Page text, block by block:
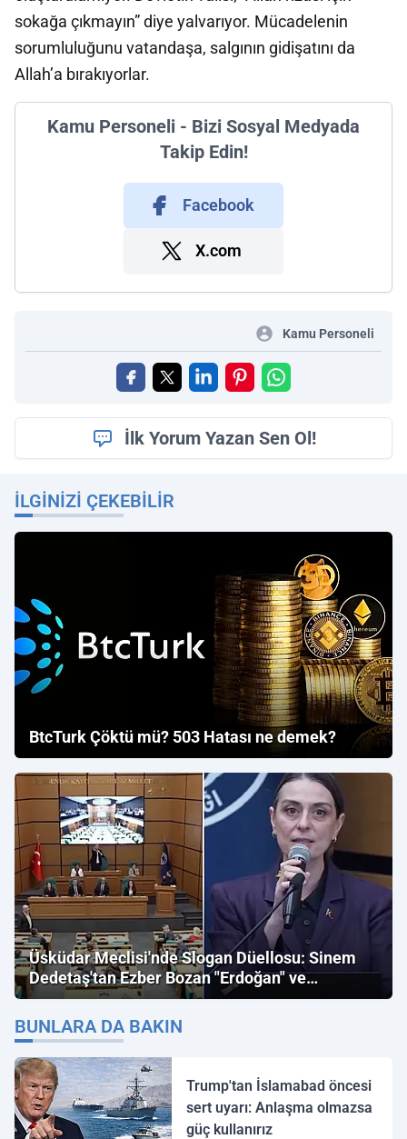
sokağa çıkmayın” diye yalvarıyor. Mücadelenin
sorumluluğunu vatandaşa, salgının gidişatını da
Allah’a bırakıyorlar.
Kamu Personeli - Bizi Sosyal Medyada
Takip Edin!
Facebook
X.com
Kamu Personeli
İlk Yorum Yazan Sen Ol!
İLGINIZI ÇEKEBILIR
BtcTurk Çöktü mü? 503 Hatası ne demek?
Üsküdar Meclisi'nde Slogan Düellosu: Sinem
Dedetaş'tan Ezber Bozan "Erdoğan" ve
"İmamoğlu" Çıkışı!
BUNLARA DA BAKIN
Trump'tan İslamabad öncesi
sert uyarı: Anlaşma olmazsa
güç kullanırız